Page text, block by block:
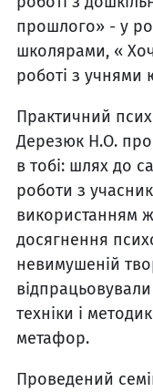
прошлого» - у
школярами, «
роботі з учнями
Практичний
Дерезюк Н.О.
в тобі: шлях до
роботи з
використанням
досягнення
невимушеній
техніки і
метафор.
Проведений